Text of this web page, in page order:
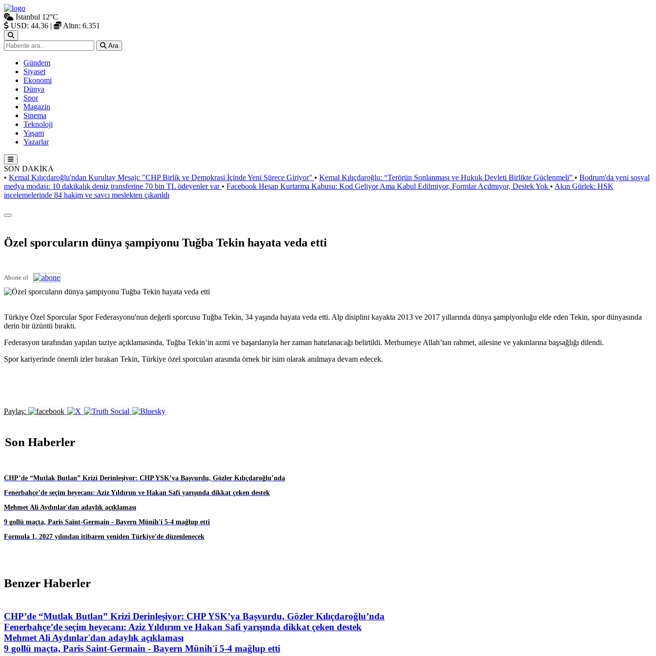
İstanbul 12°C
USD: 44.36 | Altın: 6.351
Ara
Gündem
Siyaset
Ekonomi
Dünya
Spor
Magazin
Sinema
Teknoloji
Yaşam
Yazarlar
SON DAKİKA
• Kemal Kılıçdaroğlu'ndan Kurultay Mesajı: "CHP Birlik ve Demokrasi İçinde Yeni Sürece Giriyor" • Kemal Kılıçdaroğlu: “Terörün Sonlanması ve Hukuk Devleti Birlikte Güçlenmeli” • Bodrum'da yeni sosyal
medya modası: 10 dakikalık deniz transferine 70 bin TL ödeyenler var • Facebook Hesap Kurtarma Kabusu: Kod Geliyor Ama Kabul Edilmiyor, Formlar Açılmıyor, Destek Yok • Akın Gürlek: HSK
incelemelerinde 84 hakim ve savcı meslekten çıkarıldı
Özel sporcuların dünya şampiyonu Tuğba Tekin hayata veda etti
Abone ol
Türkiye Özel Sporcular Spor Federasyonu'nun değerli sporcusu Tuğba Tekin, 34 yaşında hayata veda etti. Alp disiplini kayakta 2013 ve 2017 yıllarında dünya şampiyonluğu elde eden Tekin, spor dünyasında
derin bir üzüntü bıraktı.
Federasyon tarafından yapılan taziye açıklamasında, Tuğba Tekin’in azmi ve başarılarıyla her zaman hatırlanacağı belirtildi. Merhumeye Allah’tan rahmet, ailesine ve yakınlarına başsağlığı dilendi.
Spor kariyerinde önemli izler bırakan Tekin, Türkiye özel sporcuları arasında örnek bir isim olarak anılmaya devam edecek.
Paylaş:
Son Haberler
CHP’de “Mutlak Butlan” Krizi Derinleşiyor: CHP YSK’ya Başvurdu, Gözler Kılıçdaroğlu’nda
Fenerbahçe’de seçim heyecanı: Aziz Yıldırım ve Hakan Safi yarışında dikkat çeken destek
Mehmet Ali Aydınlar'dan adaylık açıklaması
9 gollü maçta, Paris Saint-Germain - Bayern Münih'i 5-4 mağlup etti
Formula 1, 2027 yılından itibaren yeniden Türkiye'de düzenlenecek
Benzer Haberler
CHP’de “Mutlak Butlan” Krizi Derinleşiyor: CHP YSK’ya Başvurdu, Gözler Kılıçdaroğlu’nda
Fenerbahçe’de seçim heyecanı: Aziz Yıldırım ve Hakan Safi yarışında dikkat çeken destek
Mehmet Ali Aydınlar'dan adaylık açıklaması
9 gollü maçta, Paris Saint-Germain - Bayern Münih'i 5-4 mağlup etti